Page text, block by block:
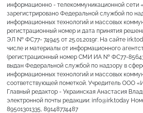
информационно - телекоммуникационной сети
зарегистрировано Федеральной службой по
информационных технологий и массовых
регистрационный номер и дата принятия
ЭЛ № ФС77- 74945 от 25.01.2019г. На сайте
числе и материалы от информационного
(регистрационный номер СМИ ИА № ФС77-85643
выдан Федеральной службой по надзору в
информационных технологий и массовых
соответствующей пометкой. Учредитель ООО
Главный редактор - Украинская Анастасия
электронной почты редакции: info@irk.today
89501301335, 89148774487